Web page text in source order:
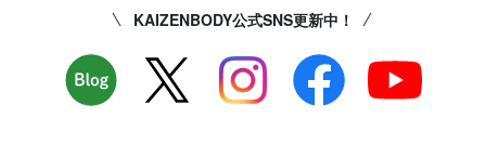
KAIZENBODY公式SNS更新中！